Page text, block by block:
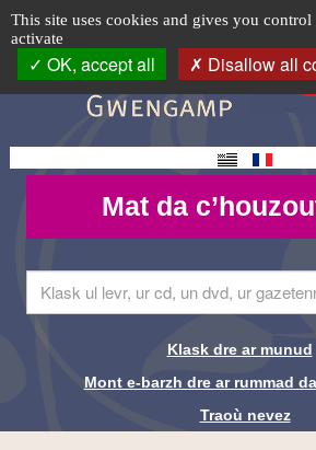
Cookie management panel
This site uses cookies and gives you
activate
OK, accept all Disallow all
TPL_C3RB_RGAA_EVITEMENT_MENU
TPL_C3RB_RGAA_EVITEMENT_CONTENT
TPL_C3RB_RGAA_EVITEMENT_LOGIN
FAG
(Foar
Ar
Goulennoù)
Médiathèque
de
Guingamp
Logo
top-
BR
Changement
de langue
Mon
compte-
Mat da
c’houzout
Mat da
Recherche-
Br
al
Liens de
Klask dre ar munud
Mont e-barzh dre ar rummad
Traoù nevez